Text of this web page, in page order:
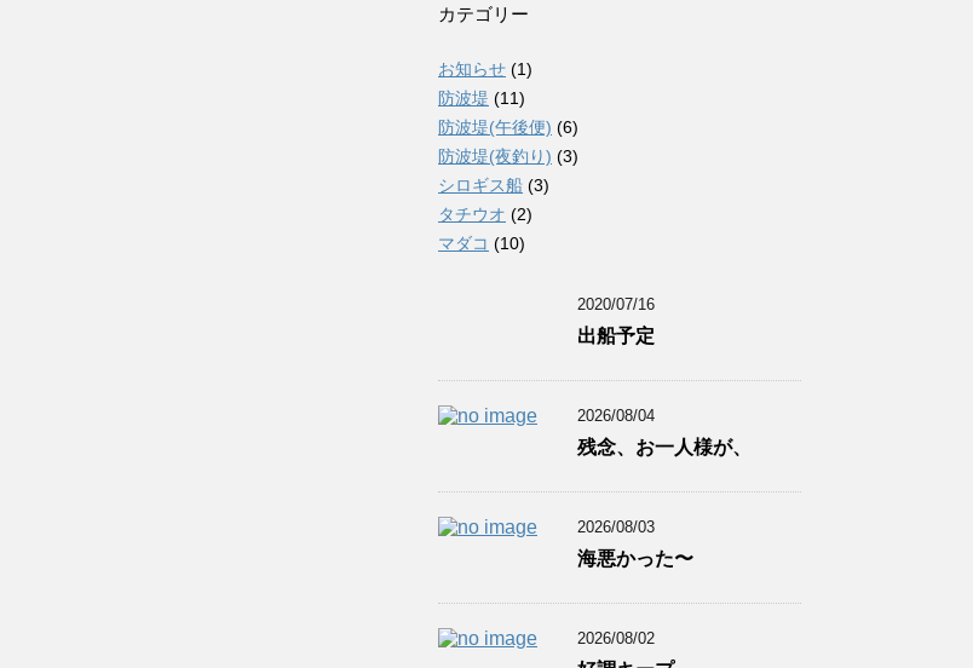
カ
ブ
カテゴリー
お知らせ (1)
防波堤 (11)
防波堤(午後便) (6)
防波堤(夜釣り) (3)
シロギス船 (3)
タチウオ (2)
マダコ (10)
2020/07/16
出船予定
2026/08/04
残念、お一人様が、
2026/08/03
海悪かった〜
2026/08/02